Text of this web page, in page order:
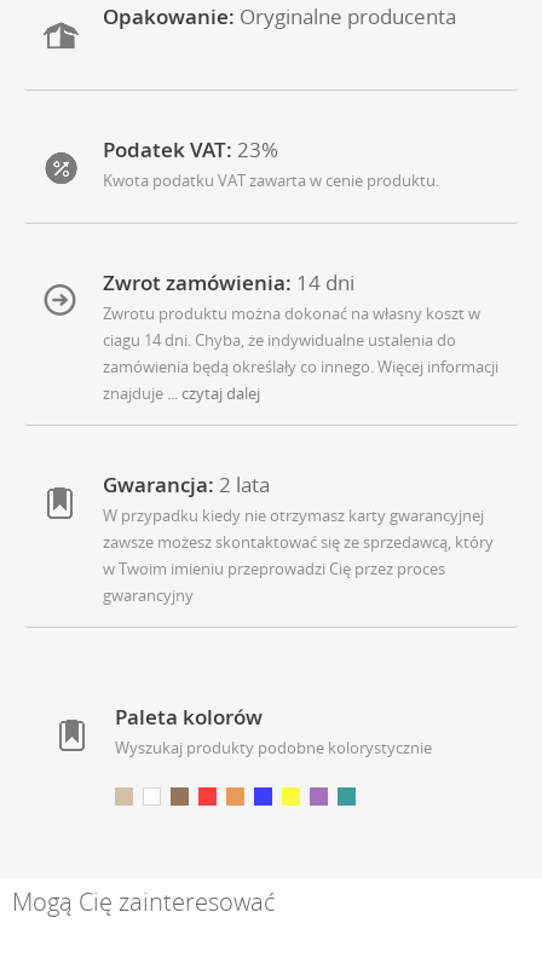
Opakowanie: Oryginalne producenta
Podatek VAT: 23%
Kwota podatku VAT zawarta w cenie produktu.
Zwrot zamówienia: 14 dni
Zwrotu produktu można dokonać na własny koszt w
ciagu 14 dni. Chyba, że indywidualne ustalenia do
zamówienia będą określały co innego. Więcej informacji
znajduje ... czytaj dalej
Gwarancja: 2 lata
W przypadku kiedy nie otrzymasz karty gwarancyjnej
zawsze możesz skontaktować się ze sprzedawcą, który
w Twoim imieniu przeprowadzi Cię przez proces
gwarancyjny
Paleta kolorów
Wyszukaj produkty podobne kolorystycznie
Mogą Cię zainteresować